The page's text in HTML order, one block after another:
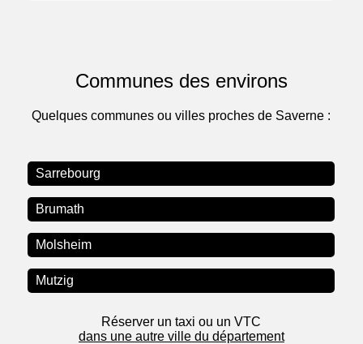
Communes des environs
Quelques communes ou villes proches de Saverne :
Sarrebourg
Brumath
Molsheim
Mutzig
Réserver un taxi ou un VTC
dans une autre ville du département